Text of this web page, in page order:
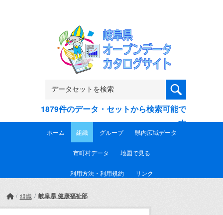
1879件のデータ・セットから検索可能で
す
ホーム 組織 グループ 県内広域データ
市町村データ 地図で見る
利用方法・利用規約 リンク
組織 岐阜県 健康福祉部